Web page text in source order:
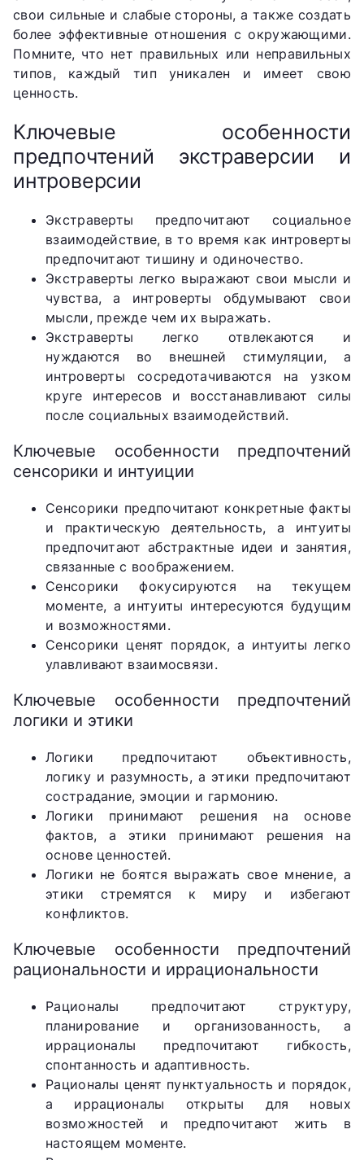
свои сильные и слабые стороны, а также создать
более эффективные отношения с окружающими.
Помните, что нет правильных или неправильных
типов, каждый тип уникален и имеет свою
ценность.
Ключевые особенности
предпочтений экстраверсии и
интроверсии
Экстраверты предпочитают социальное
взаимодействие, в то время как интроверты
предпочитают тишину и одиночество.
Экстраверты легко выражают свои мысли и
чувства, а интроверты обдумывают свои
мысли, прежде чем их выражать.
Экстраверты легко отвлекаются и
нуждаются во внешней стимуляции, а
интроверты сосредотачиваются на узком
круге интересов и восстанавливают силы
после социальных взаимодействий.
Ключевые особенности предпочтений
сенсорики и интуиции
Сенсорики предпочитают конкретные факты
и практическую деятельность, а интуиты
предпочитают абстрактные идеи и занятия,
связанные с воображением.
Сенсорики фокусируются на текущем
моменте, а интуиты интересуются будущим
и возможностями.
Сенсорики ценят порядок, а интуиты легко
улавливают взаимосвязи.
Ключевые особенности предпочтений
логики и этики
Логики предпочитают объективность,
логику и разумность, а этики предпочитают
сострадание, эмоции и гармонию.
Логики принимают решения на основе
фактов, а этики принимают решения на
основе ценностей.
Логики не боятся выражать свое мнение, а
этики стремятся к миру и избегают
конфликтов.
Ключевые особенности предпочтений
рациональности и иррациональности
Рационалы предпочитают структуру,
планирование и организованность, а
иррационалы предпочитают гибкость,
спонтанность и адаптивность.
Рационалы ценят пунктуальность и порядок,
а иррационалы открыты для новых
возможностей и предпочитают жить в
настоящем моменте.